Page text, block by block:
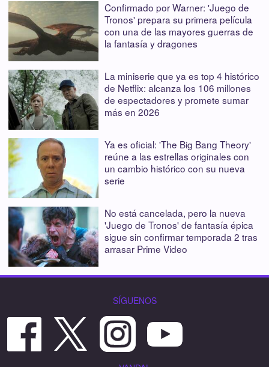
Confirmado por Warner: 'Juego de
Tronos' prepara su primera película
con una de las mayores guerras de
la fantasía y dragones
La miniserie que ya es top 4 histórico
de Netflix: alcanza los 106 millones
de espectadores y promete sumar
más en 2026
Ya es oficial: 'The Big Bang Theory'
reúne a las estrellas originales con
un cambio histórico con su nueva
serie
No está cancelada, pero la nueva
'Juego de Tronos' de fantasía épica
sigue sin confirmar temporada 2 tras
arrasar Prime Video
SÍGUENOS